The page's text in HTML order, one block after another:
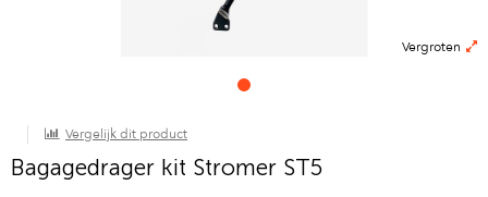
Vergroten
Vergelijk dit product
Bagagedrager kit Stromer ST5